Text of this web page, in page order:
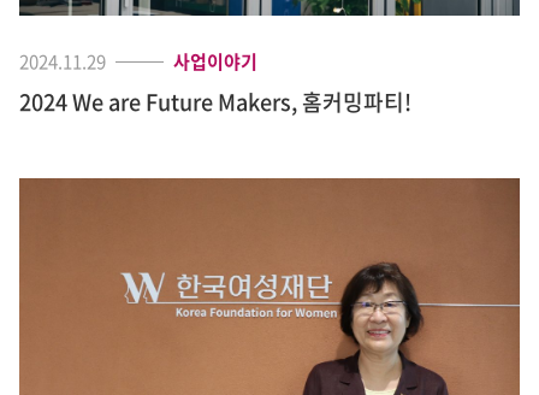
2024.11.29 사업이야기
2024 We are Future Makers, 홈커밍파티!